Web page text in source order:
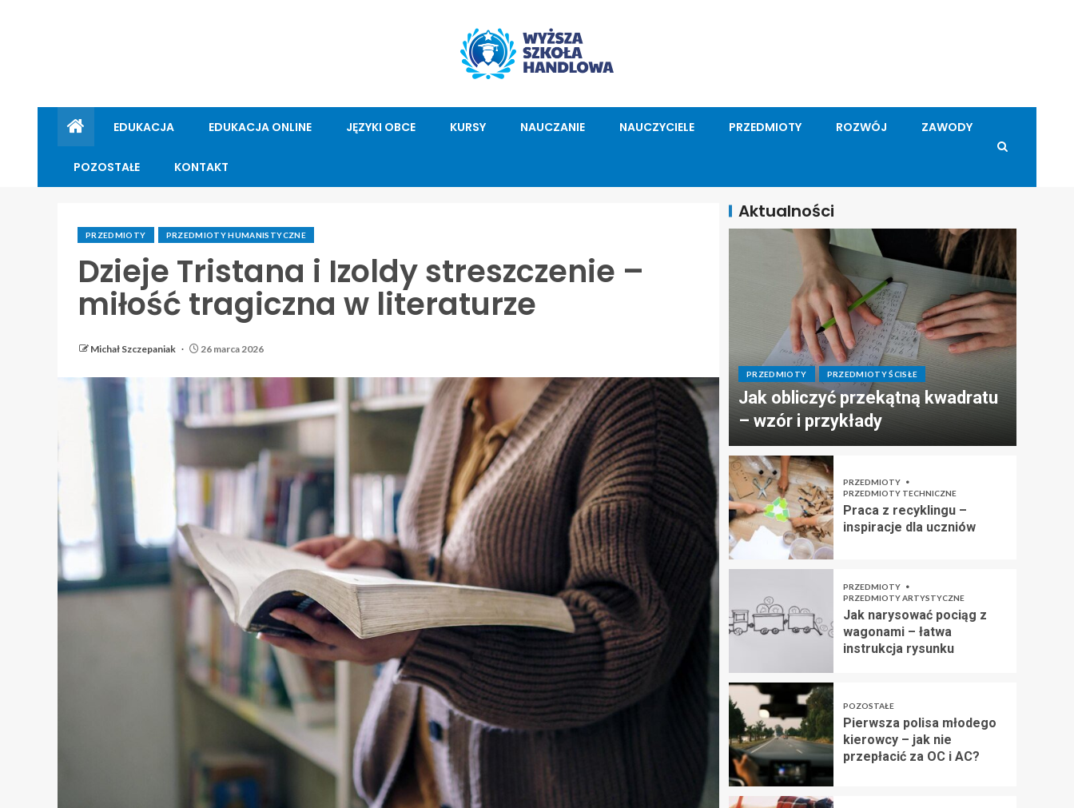
EDUKACJA EDUKACJA ONLINE JĘZYKI OBCE KURSY NAUCZANIE NAUCZYCIELE PRZEDMIOTY ROZWÓJ ZAWODY
POZOSTAŁE KONTAKT
PRZEDMIOTY PRZEDMIOTY HUMANISTYCZNE
Dzieje Tristana i Izoldy streszczenie –
miłość tragiczna w literaturze
Michał Szczepaniak 26 marca 2026
Aktualności
PRZEDMIOTY PRZEDMIOTY ŚCISŁE
Jak obliczyć przekątną kwadratu
– wzór i przykłady
PRZEDMIOTY
PRZEDMIOTY TECHNICZNE
Praca z recyklingu –
inspiracje dla uczniów
PRZEDMIOTY
PRZEDMIOTY ARTYSTYCZNE
Jak narysować pociąg z
wagonami – łatwa
instrukcja rysunku
POZOSTAŁE
Pierwsza polisa młodego
kierowcy – jak nie
przepłacić za OC i AC?